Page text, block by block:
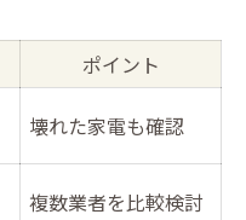
ポイント
壊れた家電も確認
複数業者を比較検討